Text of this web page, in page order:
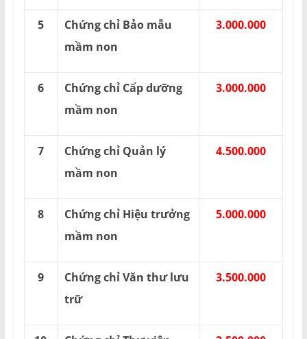
5
Chứng chỉ Bảo mẫu
mầm non
3.000.000
6
Chứng chỉ Cấp dưỡng
mầm non
3.000.000
7
Chứng chỉ Quản lý
mầm non
4.500.000
8
Chứng chỉ Hiệu trưởng
mầm non
5.000.000
9
Chứng chỉ Văn thư lưu
trữ
3.500.000